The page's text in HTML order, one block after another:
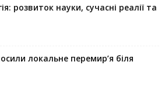
розвиток науки, сучасні реалії та
локальне перемир’я біля